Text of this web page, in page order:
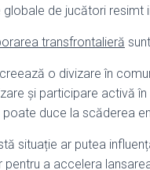
globale de jucători resimt
transfrontalieră
o divizare în
și participare activă
duce la scăderea
situație ar putea
a accelera